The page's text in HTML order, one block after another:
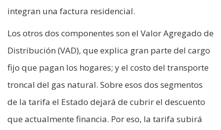
integran una factura residencial.
Los otros dos componentes son el Valor Agregado de
Distribución (VAD), que explica gran parte del cargo
fijo que pagan los hogares; y el costo del transporte
troncal del gas natural. Sobre esos dos segmentos
de la tarifa el Estado dejará de cubrir el descuento
que actualmente financia. Por eso, la tarifa subirá